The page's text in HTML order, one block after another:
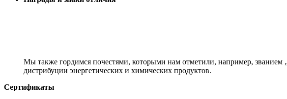
Мы также гордимся почестями, которыми нам отметили, например, званием
дистрибуции энергетических и химических продуктов.
Сертификаты